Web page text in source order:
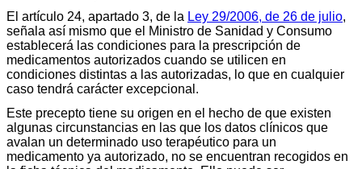
El artículo 24, apartado 3, de la Ley 29/2006, de 26 de julio,
señala así mismo que el Ministro de Sanidad y Consumo
establecerá las condiciones para la prescripción de
medicamentos autorizados cuando se utilicen en
condiciones distintas a las autorizadas, lo que en cualquier
caso tendrá carácter excepcional.
Este precepto tiene su origen en el hecho de que existen
algunas circunstancias en las que los datos clínicos que
avalan un determinado uso terapéutico para un
medicamento ya autorizado, no se encuentran recogidos en